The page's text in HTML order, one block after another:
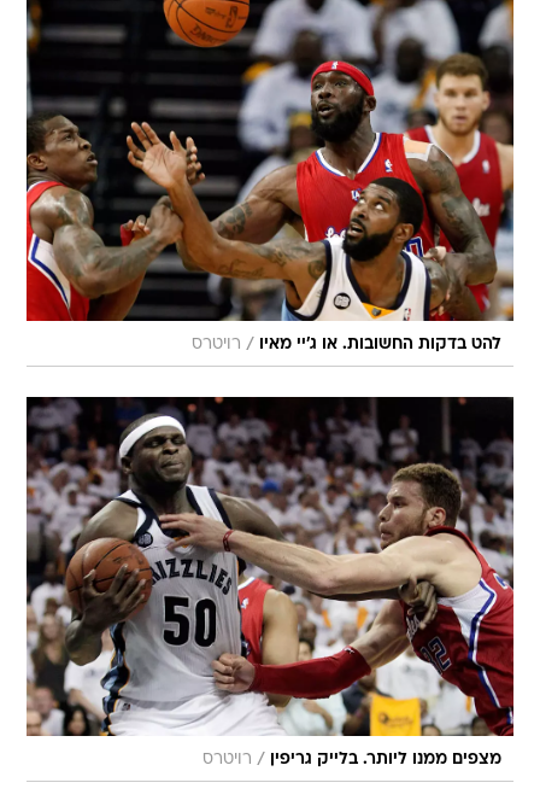
להט בדקות החשובות. או ג'יי מאיו / רויטרס
מצפים ממנו ליותר. בלייק גריפין / רויטרס